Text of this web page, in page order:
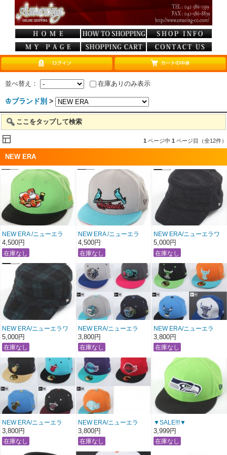
並べ替え： 在庫ありのみ表示
♔ブランド別 >
ここをタップして検索
1 ページ中 1 ページ目（全12件）
NEW ERA
NEW ERA /ニューエラ
CAP
“SNAP BACK CAP スナッ
プバックキャップ”
【Philadelphia Flyers】
ライムグリーン×ブラック
〔 アメージング 通販 〕
4,500円
NEW ERA /ニューエラ
CAP
“SNAP BACK CAP スナッ
プバックキャップ”
【St. Louis Cardinals】
グレー×ライトブルー
〔 アメージング 通販 〕
4,500円
NEW ERA/ニューエラワ
ークキャップ 【ツイー
ド：ブラック×ブラウンチ
ェック】
5,000円
NEW ERA/ニューエラワ
ークキャップ 【ツイー
ド：ブラック×グリーンチ
ェック】
5,000円
NEW ERA/ニューエラ
CAP
【Memphis Grizzlies 】
レディース・キッズ用
※スモールサイズ
【ALL： 7 (55.8cm)】
〔 アメージング 服 〕
3,800円
NEW ERA/ニューエラ
CAP
【CHICAGO BULLS】
レディース・キッズ用
※スモールサイズ
【ALL： 7 (55.8cm)】
〔 アメージング 服 〕
3,800円
NEW ERA/ニューエラ
CAP
【MAIAMI HEAT】
レディース・キッズ用
※スモールサイズ
3,800円
NEW ERA/ニューエラ
CAP
【LOS ANGELS
LAKERS】
レディース・キッズ用
3,800円
▼SALE!!!▼
NEW ERA /ニューエラ
CAP
“SNAP BACK CAP スナッ
3,999円